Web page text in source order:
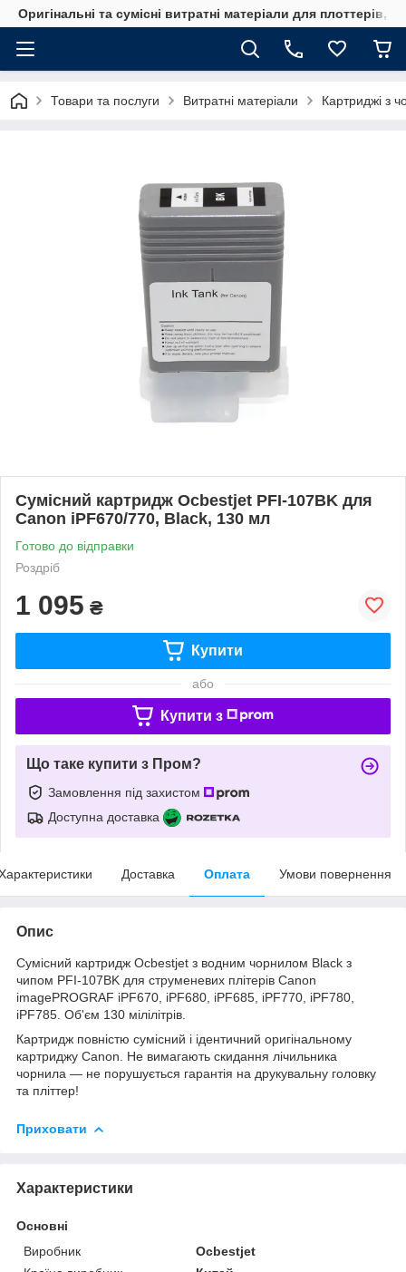
Оригінальні та сумісні витратні матеріали для плоттерів,
Товари та послуги Витратні матеріали Картриджі з
Сумісний картридж Ocbestjet PFI-107BK для
Canon iPF670/770, Black, 130 мл
Готово до відправки
Роздріб
1 095 ₴
Купити
або
Купити з
Що таке купити з Пром?
Замовлення під захистом
Доступна доставка
Доставка Оплата Умови повернення
Опис
Сумісний картридж Ocbestjet з водним чорнилом Black з
чипом PFI-107BK для струменевих плітерів Canon
imagePROGRAF iPF670, iPF680, iPF685, iPF770, iPF780,
iPF785. Об'єм 130 мілілітрів.
Картридж повністю сумісний і ідентичний оригінальному
картриджу Canon. Не вимагають скидання лічильника
чорнила — не порушується гарантія на друкувальну головку
та пліттер!
Приховати
Характеристики
Основні
Виробник
Ocbestjet